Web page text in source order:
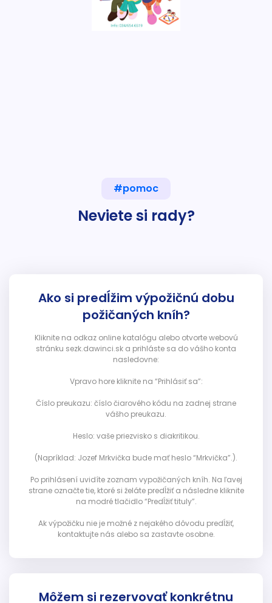
#pomoc
Neviete si rady?
Ako si predĺžim výpožičnú dobu
požičaných kníh?
Kliknite na odkaz online katalógu alebo otvorte webovú
stránku sezk.dawinci.sk a prihláste sa do vášho konta
nasledovne:
Vpravo hore kliknite na “Prihlásiť sa”:
Číslo preukazu: číslo čiarového kódu na zadnej strane
vášho preukazu.
Heslo: vaše priezvisko s diakritikou.
(Napríklad: Jozef Mrkvička bude mať heslo “Mrkvička”.).
Po prihlásení uvidíte zoznam vypožičaných kníh. Na ľavej
strane označte tie, ktoré si želáte predĺžiť a následne kliknite
na modré tlačidlo “Predĺžiť tituly”.
Ak výpožičku nie je možné z nejakého dôvodu predĺžiť,
kontaktujte nás alebo sa zastavte osobne.
Môžem si rezervovať konkrétnu